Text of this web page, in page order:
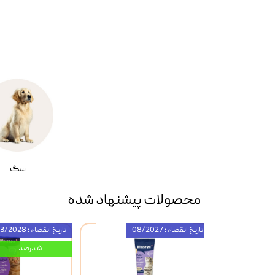
سگ
محصولات پیشنهاد شده
تاریخ انقضاء : 03/2028
۵ درصد
تاریخ انقضاء : 08/2027